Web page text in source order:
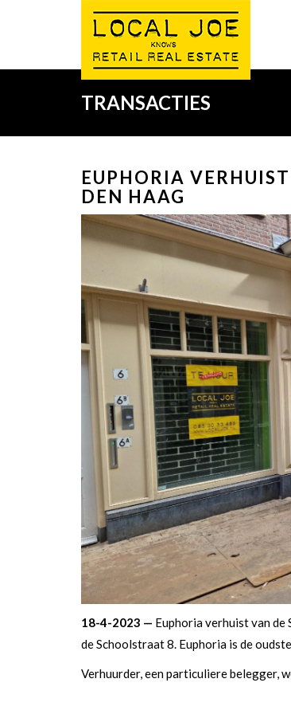
TRANSACTIES
EUPHORIA
DEN HAAG
18-4-2023 — Euphoria verhuist van
de Schoolstraat 8. Euphoria is de
Verhuurder, een particuliere belegger,